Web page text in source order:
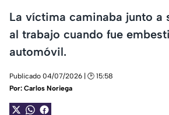
La víctima caminaba junto a
al trabajo cuando fue
automóvil.
Publicado 04/07/2026 | 🕑 15:58
Por: Carlos Noriega